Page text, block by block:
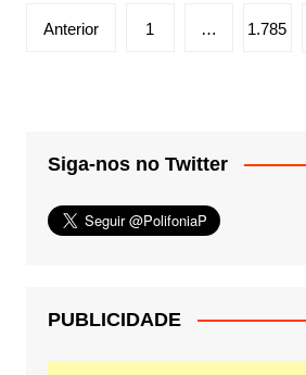
Paginação
Anterior 1 … 1.785
Siga-nos no Twitter
PUBLICIDADE